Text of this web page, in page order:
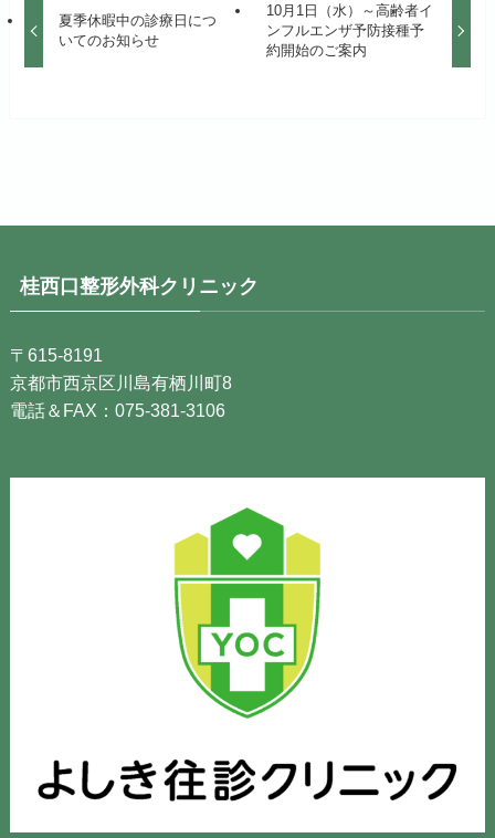
夏季休暇中の診療日につ
いてのお知らせ
10月1日（水）～高齢者イ
ンフルエンザ予防接種予
約開始のご案内
桂西口整形外科クリニック
〒615-8191
京都市西京区川島有栖川町8
電話＆FAX：075-381-3106